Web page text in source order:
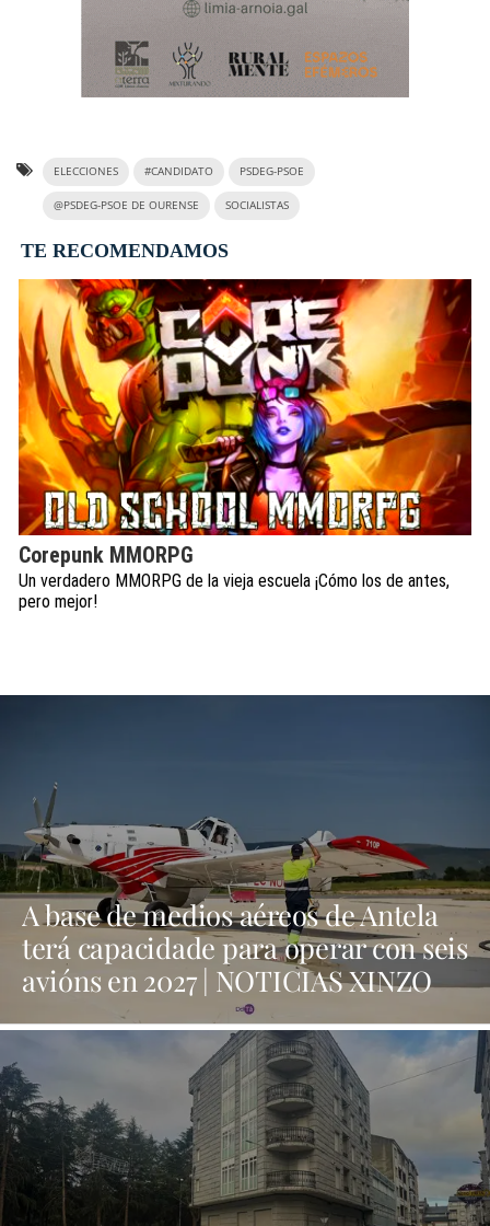
ELECCIONES #CANDIDATO PSDEG-PSOE
@PSDEG-PSOE DE OURENSE SOCIALISTAS
TE RECOMENDAMOS
Corepunk MMORPG
Un verdadero MMORPG de la vieja escuela ¡Cómo los de antes,
pero mejor!
A base de medios aéreos de Antela
terá capacidade para operar con seis
avións en 2027 | NOTICIAS XINZO